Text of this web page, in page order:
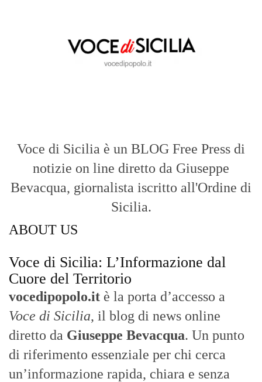
Voce di Sicilia è un BLOG Free Press di
notizie on line diretto da Giuseppe
Bevacqua, giornalista iscritto all'Ordine di
Sicilia.
ABOUT US
Voce di Sicilia: L’Informazione dal
Cuore del Territorio
vocedipopolo.it è la porta d’accesso a
Voce di Sicilia, il blog di news online
diretto da Giuseppe Bevacqua. Un punto
di riferimento essenziale per chi cerca
un’informazione rapida, chiara e senza